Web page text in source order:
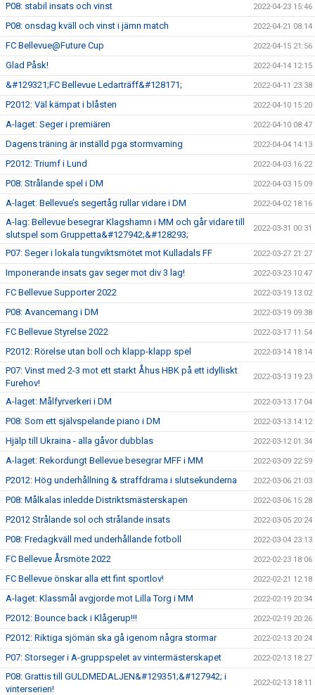
P08: stabil insats och vinst 2022-04-23 15:46
P08: onsdag kväll och vinst i jämn match 2022-04-21 08:14
FC Bellevue@Future Cup 2022-04-15 21:56
Glad Påsk! 2022-04-14 12:15
&#129321;FC Bellevue Ledarträff&#128171; 2022-04-11 23:38
P2012: Väl kämpat i blåsten 2022-04-10 15:20
A-laget: Seger i premiären 2022-04-10 08:47
Dagens träning är inställd pga stormvarning 2022-04-04 14:13
P2012: Triumf i Lund 2022-04-03 16:22
P08: Strålande spel i DM 2022-04-03 15:09
A-laget: Bellevue’s segertåg rullar vidare i DM 2022-04-02 18:16
A-lag: Bellevue besegrar Klagshamn i MM och går vidare till
slutspel som Gruppetta&#127942;&#128293;
2022-03-31 00:31
P07: Seger i lokala tungviktsmötet mot Kulladals FF 2022-03-27 21:27
Imponerande insats gav seger mot div 3 lag! 2022-03-23 10:47
FC Bellevue Supporter 2022 2022-03-19 13:02
P08: Avancemang i DM 2022-03-19 09:38
FC Bellevue Styrelse 2022 2022-03-17 11:54
P2012: Rörelse utan boll och klapp-klapp spel 2022-03-14 18:14
P07: Vinst med 2-3 mot ett starkt Åhus HBK på ett idylliskt
Furehov!
2022-03-13 19:23
A-laget: Målfyrverkeri i DM 2022-03-13 17:04
P08: Som ett självspelande piano i DM 2022-03-13 14:12
Hjälp till Ukraina - alla gåvor dubblas 2022-03-12 01:34
A-laget: Rekordungt Bellevue besegrar MFF i MM 2022-03-09 22:59
P2012: Hög underhållning & straffdrama i slutsekunderna 2022-03-06 21:03
P08: Målkalas inledde Distriktsmästerskapen 2022-03-06 15:28
P2012 Strålande sol och strålande insats 2022-03-05 20:24
P08: Fredagkväll med underhållande fotboll 2022-03-04 23:13
FC Bellevue Årsmöte 2022 2022-02-23 18:06
FC Bellevue önskar alla ett fint sportlov! 2022-02-21 12:18
A-laget: Klassmål avgjorde mot Lilla Torg i MM 2022-02-19 20:34
P2012: Bounce back i Klågerup!!! 2022-02-19 20:26
P2012: Riktiga sjömän ska gå igenom några stormar 2022-02-13 20:24
P07: Storseger i A-gruppspelet av vintermästerskapet 2022-02-13 18:27
P08: Grattis till GULDMEDALJEN&#129351;&#127942; i
vinterserien!
2022-02-13 18:11